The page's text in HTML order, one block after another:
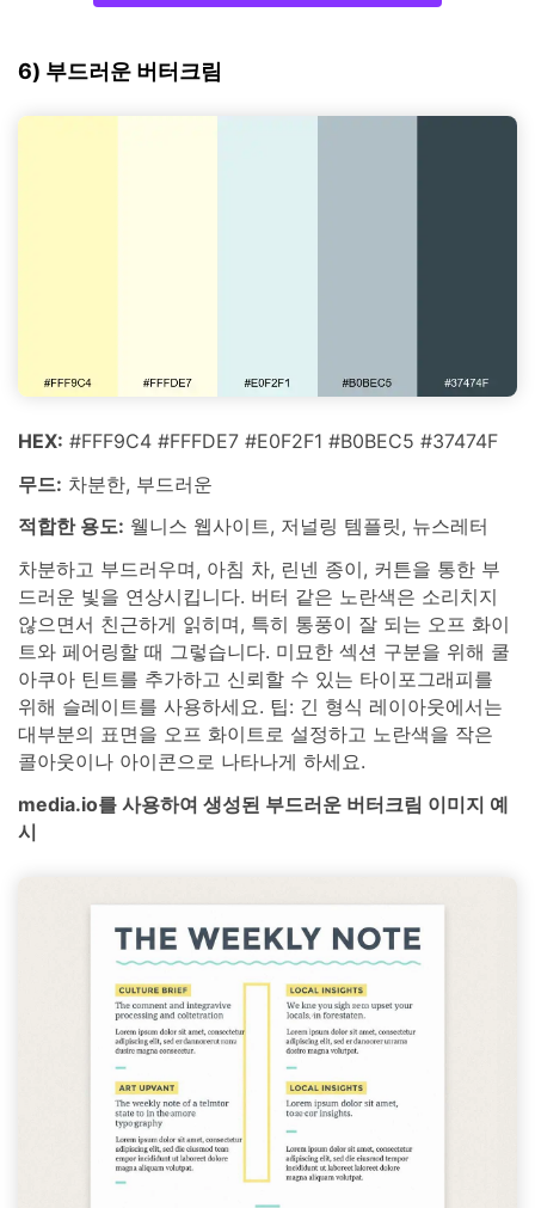
6) 부드러운 버터크림
HEX: #FFF9C4 #FFFDE7 #E0F2F1 #B0BEC5 #37474F
무드: 차분한, 부드러운
적합한 용도: 웰니스 웹사이트, 저널링 템플릿, 뉴스레터
차분하고 부드러우며, 아침 차, 린넨 종이, 커튼을 통한 부
드러운 빛을 연상시킵니다. 버터 같은 노란색은 소리치지
않으면서 친근하게 읽히며, 특히 통풍이 잘 되는 오프 화이
트와 페어링할 때 그렇습니다. 미묘한 섹션 구분을 위해 쿨
아쿠아 틴트를 추가하고 신뢰할 수 있는 타이포그래피를
위해 슬레이트를 사용하세요. 팁: 긴 형식 레이아웃에서는
대부분의 표면을 오프 화이트로 설정하고 노란색을 작은
콜아웃이나 아이콘으로 나타나게 하세요.
media.io를 사용하여 생성된 부드러운 버터크림 이미지 예
시